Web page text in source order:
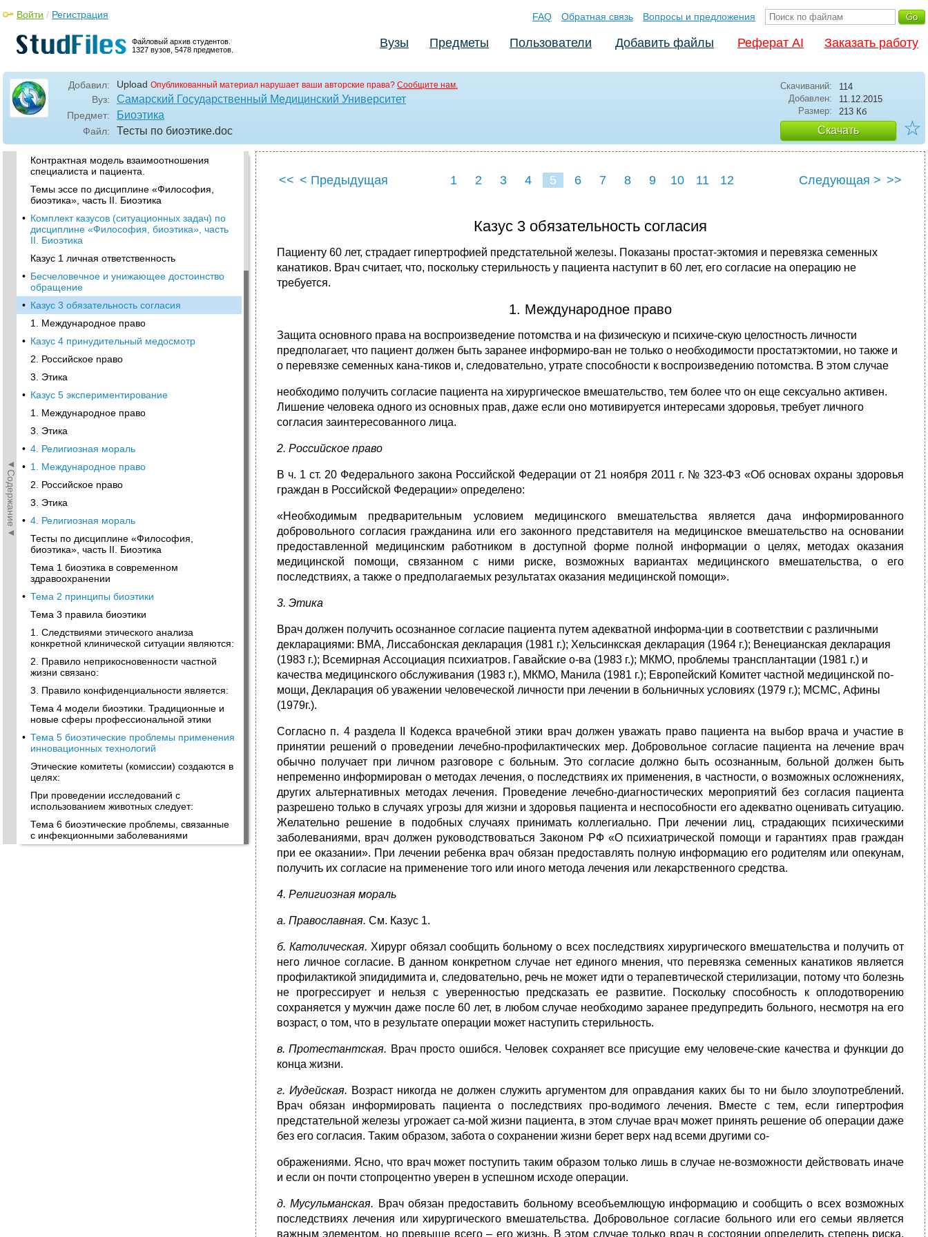
Файловый архив студентов.
1327 вузов, 5478 предметов.
Войти / Регистрация FAQ Обратная связь Вопросы и предложения
Вузы Предметы Пользователи Добавить файлы Реферат AI Заказать работу
Добавил: Upload Опубликованный материал нарушает ваши авторские права? Сообщите нам.
Вуз: Самарский Государственный Медицинский Университет
Предмет: Биоэтика
Файл: Тесты по биоэтике.doc
Скачиваний:
114
Добавлен:
11.12.2015
Размер:
213 Кб
Скачать ☆
◄Содержание◄
• Часть II. Биоэтика
Паспорт фонда оценочных средств по
дисциплине «Философия, биоэтика», часть
II. Биоэтика
• Темы рефератов по дисциплине
«Философия, биоэтика», часть II. Биоэтика
Нравственная основа профессиональной
деятельности в сфере здравоохранения.
Патернализм и антипатернализм в
здравоохранении.
Контрактная модель взаимоотношения
специалиста и пациента.
Темы эссе по дисциплине «Философия,
биоэтика», часть II. Биоэтика
• Комплект казусов (ситуационных задач) по
дисциплине «Философия, биоэтика», часть
II. Биоэтика
Казус 1 личная ответственность
• Бесчеловечное и унижающее достоинство
обращение
• Казус 3 обязательность согласия
1. Международное право
• Казус 4 принудительный медосмотр
2. Российское nраво
3. Этика
• Казус 5 экспериментирование
1. Международное право
3. Этика
• 4. Религиозная мораль
• 1. Международное право
2. Российское nраво
3. Этика
• 4. Религиозная мораль
Тесты по дисциплине «Философия,
биоэтика», часть II. Биоэтика
Тема 1 биоэтика в современном
здравоохранении
• Тема 2 принципы биоэтики
Тема 3 правила биоэтики
1. Следствиями этического анализа
конкретной клинической ситуации являются:
2. Правило неприкосновенности частной
жизни связано:
3. Правило конфиденциальности является:
Тема 4 модели биоэтики. Традиционные и
новые сферы профессиональной этики
• Тема 5 биоэтические проблемы применения
инновационных технологий
Этические комитеты (комиссии) создаются в
целях:
При проведении исследований с
использованием животных следует:
Тема 6 биоэтические проблемы, связанные
с инфекционными заболеваниями
<< < Предыдущая 1 2 3 4 5 6 7 8 9 10 11 12 Следующая > >>
Казус 3 обязательность согласия
Пациенту 60 лет, страдает гипертрофией предстательной железы. Показаны простат-эктомия и перевязка семенных
канатиков. Врач счи­тает, что, поскольку стерильность у пациента наступит в 60 лет, его со­гласие на операцию не
требуется.
1. Международное право
Защита основного права на воспроизведение потомства и на физиче­скую и психиче-скую целостность личности
предполагает, что пациент должен быть заранее информиро-ван не только о необходимости простатэктомии, но также и
о перевязке семенных кана-тиков и, следовательно, утрате способности к воспроизведению потомства. В этом случае
необхо­димо получить согласие пациента на хирургическое вмешательство, тем более что он еще сексуально активен.
Лишение человека одного из основ­ных прав, даже если оно мотивируется интересами здоровья, требует лич­ного
согласия заинтересованного лица.
2. Российское nраво
В ч. 1 ст. 20 Федерального закона Российской Федерации от 21 ноября 2011 г. № 323-ФЗ «Об основах охраны здоровья
граждан в Российской Федерации» определено:
«Необходимым предварительным условием медицинского вмешательства является дача информированного
добровольного согласия гражданина или его законного представителя на медицинское вмешательство на основании
предоставленной медицинским работником в доступной форме полной информации о целях, методах оказания
медицинской помощи, связанном с ними риске, возможных вариантах медицинского вмешательства, о его
последствиях, а также о предполагаемых результатах оказания медицинской помощи».
3. Этика
Врач должен получить осознанное согласие пациента путем адекват­ной информа-ции в соответствии с различными
декларациями: ВМА, Лиссабонская декларация (1981 г.); Хельсинкская декларация (1964 г.); Венецианская декларация
(1983 г.); Всемирная Ассо­циация психиатров. Гавайские о-ва (1983 г.); МКМО, проблемы трансплантации (1981 г.) и
качества медицинского обслуживания (1983 г.), МКМО, Манила (1981 г.); Европейский Комитет частной медицинской по­
мощи, Декларация об уважении человеческой личности при лечении в больничных условиях (1979 г.); МСМС, Афины
(1979г.).
Согласно п. 4 раздела II Кодекса врачебной этики врач должен уважать право пациента на выбор врача и участие в
принятии решений о проведении лечебно-профилак­тических мер. Добровольное согласие пациента на лечение врач
обычно получает при личном разговоре с больным. Это согласие должно быть осознанным, больной должен быть
непременно информирован о методах лечения, о последствиях их примене­ния, в частности, о возможных осложнениях,
других альтерна­тивных методах лечения. Проведение лечебно-диагностических мероприятий без согласия пациента
разрешено только в случа­ях угрозы для жизни и здоровья пациента и неспособности его адекватно оценивать ситуацию.
Желательно решение в подоб­ных случаях принимать коллегиально. При лечении лиц, стра­дающих психическими
заболеваниями, врач должен руковод­ствоваться Законом РФ «О психиатрической помощи и гаран­тиях прав граждан
при ее оказании». При лечении ребенка врач обязан предоставлять полную информацию его родителям или опекунам,
получить их согласие на применение того или иного метода лечения или лекарственного средства.
4. Религиозная мораль
а. Православная. См. Казус 1.
б. Католическая. Хирург обязал сообщить больному о всех последствиях хирургического вмешательства и получить от
него личное согласие. В данном конкретном случае нет единого мнения, что перевязка се­менных канатиков является
профилактикой эпидидимита и, следова­тельно, речь не может идти о терапевтической стерилизации, потому что болезнь
не прогрессирует и нельзя с уверенностью предсказать ее развитие. Поскольку способность к оплодотворению
сохраняется у мужчин даже после 60 лет, в любом случае необходимо заранее предупредить боль­ного, несмотря на его
возраст, о том, что в результате операции может наступить стерильность.
в. Протестантская. Врач просто ошибся. Человек сохраняет все прису­щие ему человече-ские качества и функции до
конца жизни.
г. Иудейская. Возраст никогда не должен служить аргументом для оправ­дания каких бы то ни было злоупотреблений.
Врач обязан информировать пациента о последствиях про-водимого лечения. Вместе с тем, если гипер­трофия
предстательной железы угрожает са-мой жизни пациента, в этом случае врач может принять решение об операции даже
без его согласия. Таким образом, забота о сохранении жизни берет верх над всеми другими со-
ображениями. Ясно, что врач может поступить таким образом только лишь в случае не-возможности действовать иначе
и если он почти стопроцентно уверен в успешном исходе операции.
д. Мусульманская. Врач обязан предоставить больному всеобъемлющую информацию и сообщить о всех возможных
последствиях лечения или хирургического вмешательства. Добровольное согласие больного или его семьи является
важным элементом, но превыше всегo – его жизнь. В этом случае только врач в состоянии определить степень риска,